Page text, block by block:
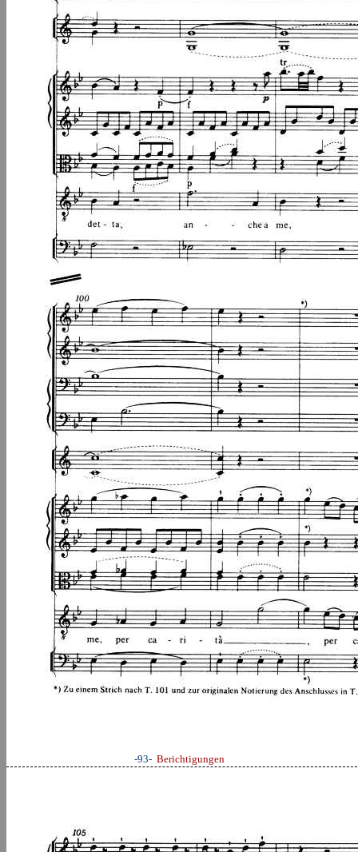
-93- Berichtigungen